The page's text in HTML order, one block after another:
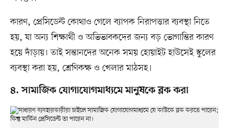
কারণ, প্রেসিডেন্ট কোথাও গেলে ব্যাপক নিরাপত্তার ব্যবস্থা নিতে
হয়, যা অন্য শিক্ষার্থী ও অভিভাবকদের জন্য বড় ভোগান্তির কারণ
হয়ে দাঁড়ায়। তাই সন্তানদের অনেক সময় হোয়াইট হাউসেই স্কুলের
ব্যবস্থা করা হয়, শ্রেণিকক্ষ ও খেলার মাঠসহ।
৪. সামাজিক যোগাযোগমাধ্যমে মানুষকে ব্লক করা